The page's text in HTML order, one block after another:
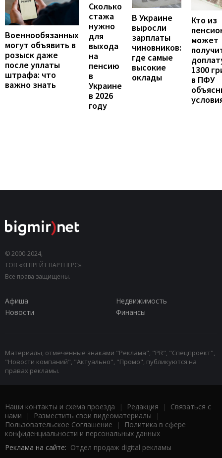
Военнообязанных
могут объявить в
розыск даже
после уплаты
штрафа: что
важно знать
Сколько
стажа
нужно
для
выхода
на
пенсию
в
Украине
в 2026
году
В Украине
выросли
зарплаты
чиновников:
где самые
высокие
оклады
Кто из
может
1300
в ПФУ
© 2000-2024,
ТОВ «КЕПРЕЙТ ПАРТНЕРС».
Все права защищены.
Афиша
Недвижимость
Новости
Финансы
Материалы, отмеченные знаками "Реклама", "PR", "Спецпроект",
"Новости компаний", "Актуально", "Промо", публикуются на
правах рекламы.
Наши контакты и схема проезда | Редакция | Связаться с
нами | Разместить свои видеоматериалы |
Пользовательское Соглашение |
Политика в сфере
конфиденциальности и персональных данных
Реклама на сайте: Отдел продаж digital рекламы